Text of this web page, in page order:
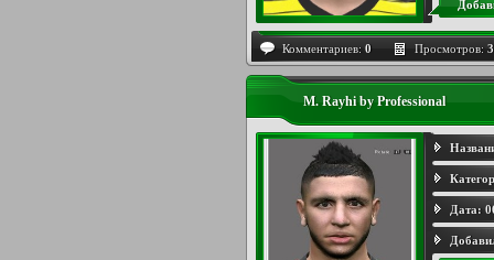
Комментариев: 0 Просмотров:
M. Rayhi by Professional
Дата: